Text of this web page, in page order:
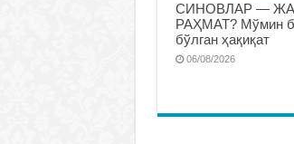
СИНОВЛАР —
РАҲМАТ? Мўмин
бўлган ҳақиқат
06/08/2026